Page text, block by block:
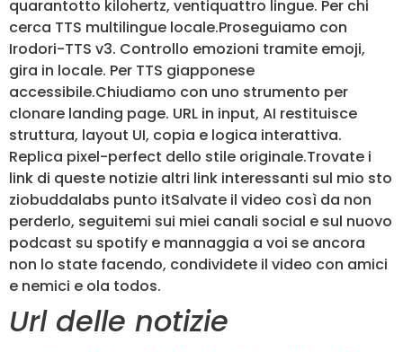
quarantotto kilohertz, ventiquattro lingue. Per chi
cerca TTS multilingue locale.Proseguiamo con
Irodori-TTS v3. Controllo emozioni tramite emoji,
gira in locale. Per TTS giapponese
accessibile.Chiudiamo con uno strumento per
clonare landing page. URL in input, AI restituisce
struttura, layout UI, copia e logica interattiva.
Replica pixel-perfect dello stile originale.Trovate i
link di queste notizie altri link interessanti sul mio sto
ziobuddalabs punto itSalvate il video così da non
perderlo, seguitemi sui miei canali social e sul nuovo
podcast su spotify e mannaggia a voi se ancora
non lo state facendo, condividete il video con amici
e nemici e ola todos.
Url delle notizie